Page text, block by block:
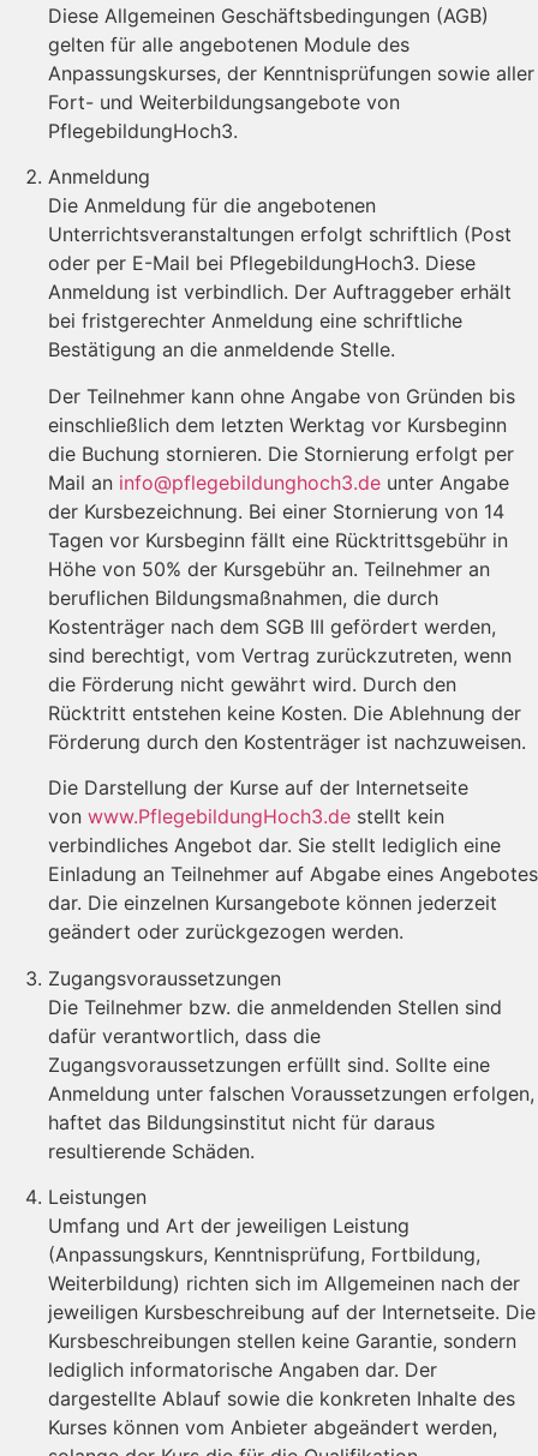
Diese Allgemeinen Geschäftsbedingungen (AGB)
gelten für alle angebotenen Module des
Anpassungskurses, der Kenntnisprüfungen sowie aller
Fort- und Weiterbildungsangebote von
PflegebildungHoch3.
Anmeldung
Die Anmeldung für die angebotenen
Unterrichtsveranstaltungen erfolgt schriftlich (Post
oder per E-Mail bei PflegebildungHoch3. Diese
Anmeldung ist verbindlich. Der Auftraggeber erhält
bei fristgerechter Anmeldung eine schriftliche
Bestätigung an die anmeldende Stelle.
Der Teilnehmer kann ohne Angabe von Gründen bis
einschließlich dem letzten Werktag vor Kursbeginn
die Buchung stornieren. Die Stornierung erfolgt per
Mail an info@pflegebildunghoch3.de unter Angabe
der Kursbezeichnung. Bei einer Stornierung von 14
Tagen vor Kursbeginn fällt eine Rücktrittsgebühr in
Höhe von 50% der Kursgebühr an. Teilnehmer an
beruflichen Bildungsmaßnahmen, die durch
Kostenträger nach dem SGB III gefördert werden,
sind berechtigt, vom Vertrag zurückzutreten, wenn
die Förderung nicht gewährt wird. Durch den
Rücktritt entstehen keine Kosten. Die Ablehnung der
Förderung durch den Kostenträger ist nachzuweisen.
Die Darstellung der Kurse auf der Internetseite
von www.PflegebildungHoch3.de stellt kein
verbindliches Angebot dar. Sie stellt lediglich eine
Einladung an Teilnehmer auf Abgabe eines Angebotes
dar. Die einzelnen Kursangebote können jederzeit
geändert oder zurückgezogen werden.
Zugangsvoraussetzungen
Die Teilnehmer bzw. die anmeldenden Stellen sind
dafür verantwortlich, dass die
Zugangsvoraussetzungen erfüllt sind. Sollte eine
Anmeldung unter falschen Voraussetzungen erfolgen,
haftet das Bildungsinstitut nicht für daraus
resultierende Schäden.
Leistungen
Umfang und Art der jeweiligen Leistung
(Anpassungskurs, Kenntnisprüfung, Fortbildung,
Weiterbildung) richten sich im Allgemeinen nach der
jeweiligen Kursbeschreibung auf der Internetseite. Die
Kursbeschreibungen stellen keine Garantie, sondern
lediglich informatorische Angaben dar. Der
dargestellte Ablauf sowie die konkreten Inhalte des
Kurses können vom Anbieter abgeändert werden,